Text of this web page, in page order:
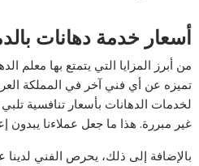
أسعار خدمة دهانات
من أبرز المزايا التي يتمتع بها معلم
تميزه عن أي فني آخر في المملكة
لخدمات الدهانات بأسعار تنافسية
غير مبررة. هذا ما جعل عملاءنا يبدون
بالإضافة إلى ذلك، يحرص الفني